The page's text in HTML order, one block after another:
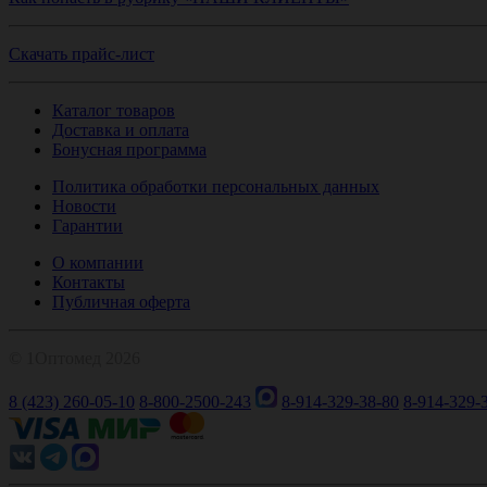
Скачать прайс-лист
Каталог товаров
Доставка и оплата
Бонусная программа
Политика обработки персональных данных
Новости
Гарантии
О компании
Контакты
Публичная оферта
8 (423) 260-05-10 8-800-2500-243 8-914-329-38-80 8-914-329-